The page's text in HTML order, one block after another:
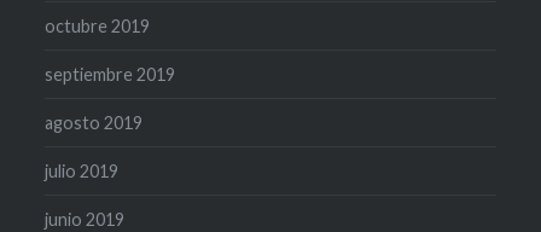
octubre 2019
septiembre 2019
agosto 2019
julio 2019
junio 2019